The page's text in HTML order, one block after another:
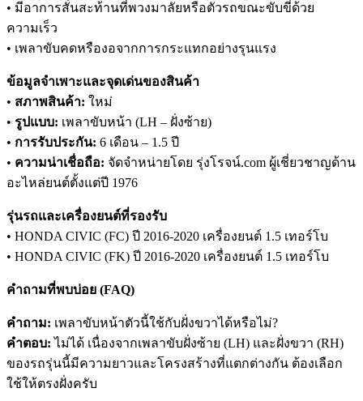
• มีอาการสั่นสะท้านที่พวงมาลัยหรือตัวรถขณะขับขี่ด้วย
ความเร็ว
• เพลาขับคดหรืองอจากการกระแทกอย่างรุนแรง
ข้อมูลจำเพาะและจุดเด่นของสินค้า
• สภาพสินค้า: ใหม่
• รูปแบบ: เพลาขับหน้า (LH – ฝั่งซ้าย)
• การรับประกัน: 6 เดือน – 1.5 ปี
• ความน่าเชื่อถือ: จัดจำหน่ายโดย รุ่งโรจน์.com ผู้เชี่ยวชาญด้าน
อะไหล่ยนต์ตั้งแต่ปี 1976
รุ่นรถและเครื่องยนต์ที่รองรับ
• HONDA CIVIC (FC) ปี 2016-2020 เครื่องยนต์ 1.5 เทอร์โบ
• HONDA CIVIC (FK) ปี 2016-2020 เครื่องยนต์ 1.5 เทอร์โบ
คำถามที่พบบ่อย (FAQ)
คำถาม: เพลาขับหน้าตัวนี้ใช้กับฝั่งขวาได้หรือไม่?
คำตอบ: ไม่ได้ เนื่องจากเพลาขับฝั่งซ้าย (LH) และฝั่งขวา (RH)
ของรถรุ่นนี้มีความยาวและโครงสร้างที่แตกต่างกัน ต้องเลือก
ใช้ให้ตรงฝั่งครับ